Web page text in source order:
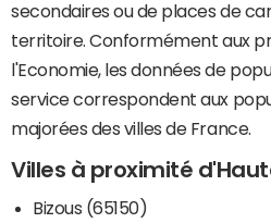
secondaires ou de places de
territoire. Conformément aux
l'Economie, les données de
service correspondent aux
majorées des villes de France.
Villes à proximité
Bizous (65150)